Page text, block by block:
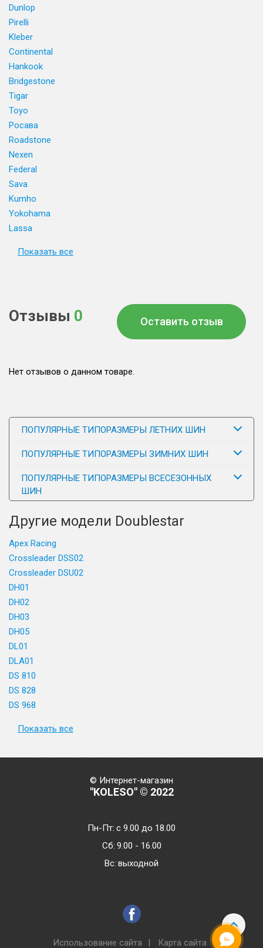
Dunlop
Pirelli
Kleber
Continental
Hankook
Bridgestone
Tigar
Toyo
Росава
Roadstone
Nexen
Federal
Sava
Kumho
Yokohama
Lassa
Показать все
Отзывы 0 Оставить отзыв
Нет отзывов о данном товаре.
ПОПУЛЯРНЫЕ ТИПОРАЗМЕРЫ ЛЕТНИХ ШИН
ПОПУЛЯРНЫЕ ТИПОРАЗМЕРЫ ЗИМНИХ ШИН
ПОПУЛЯРНЫЕ ТИПОРАЗМЕРЫ ВСЕСЕЗОННЫХ
ШИН
Другие модели Doublestar
Apex Racing
Crossleader DSS02
Crossleader DSU02
DH01
DH02
DH03
DH05
DL01
DLA01
DS 810
DS 828
DS 968
Показать все
© Интернет-магазин
"KOLESO" © 2022
Пн-Пт:с 9.00 до 18.00
Сб: 9.00 - 16.00
Bc: выходной
Использование сайта | Карта сайта